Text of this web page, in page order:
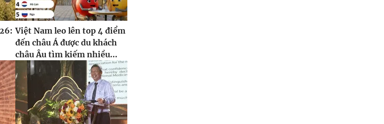
Việt Nam leo lên top 4 điểm
đến châu Á được du khách
châu Âu tìm kiếm nhiều...